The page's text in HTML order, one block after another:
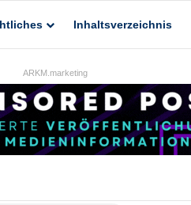
Inhaltsverzeichnis
ARKM.marketing